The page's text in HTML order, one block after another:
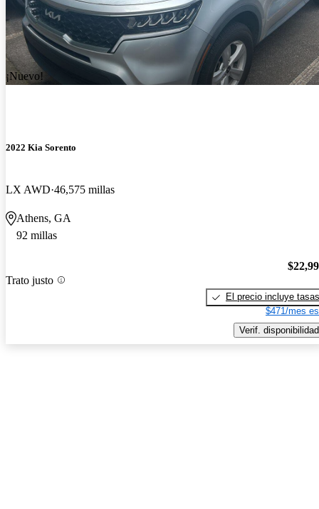
¡Nuevo!
2022 Kia Sorento
LX AWD 46,575 millas
Athens, GA
92 millas
Trato justo
El precio incluye tasas
$471/mes
Verif. disponibilidad